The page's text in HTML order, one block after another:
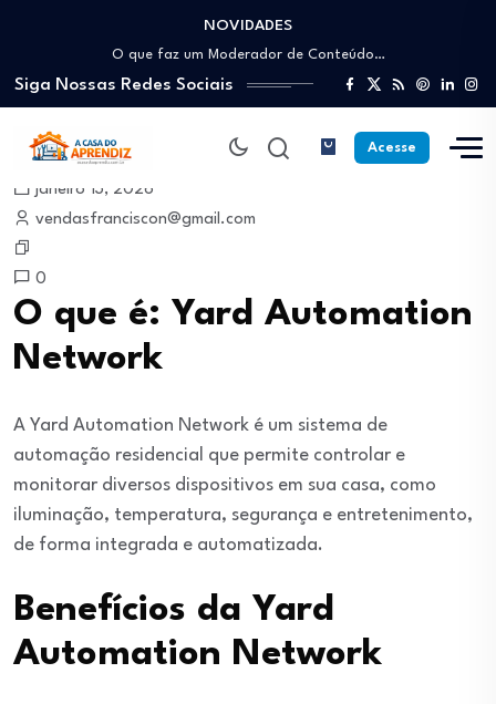
NOVIDADES
Como trabalhar como Estoquista: O guia para…
O que faz um Moderador de Conteúdo…
Como ser um Afiliado de Sucesso trabalhando…
Como dar Aulas Particulares Online e viver…
Profissão Instalador Solar: Como entrar no mercado…
Como trabalhar como Estoquista: O guia para…
O que faz um Moderador de Conteúdo…
Como ser um Afiliado de Sucesso trabalhando…
Siga Nossas Redes Sociais
Acesse
janeiro 13, 2026
vendasfranciscon@gmail.com
0
O que é: Yard Automation
Network
A Yard Automation Network é um sistema de
automação residencial que permite controlar e
monitorar diversos dispositivos em sua casa, como
iluminação, temperatura, segurança e entretenimento,
de forma integrada e automatizada.
Benefícios da Yard
Automation Network